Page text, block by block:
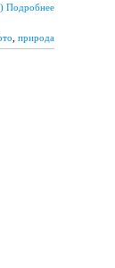
Подробнее
природа